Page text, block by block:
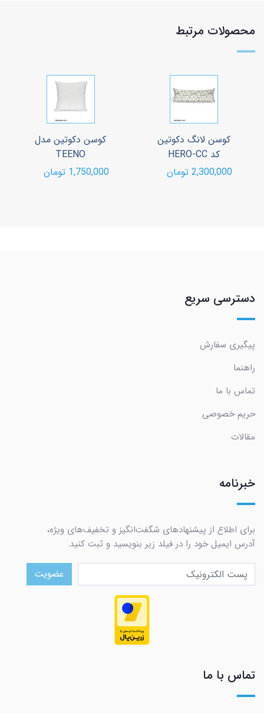
محصولات مرتبط
کوسن لانگ دکوتین
کد HERO-CC
2,300,000 تومان
کوسن دکوتین مدل
TEENO
1,750,000 تومان
دسترسی سریع
پیگیری سفارش
راهنما
تماس با ما
حریم خصوصی
مقالات
خبرنامه
برای اطلاع از پیشنهادهای شگفت‌انگیز و تخفیف‌های ویژه،
آدرس ایمیل خود را در فیلد زیر بنویسید و ثبت کنید.
عضویت
تماس با ما